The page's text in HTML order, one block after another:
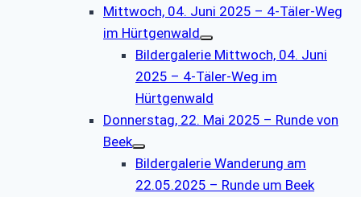
Mittwoch, 04. Juni 2025 – 4-Täler-Weg
im Hürtgenwald
Bildergalerie Mittwoch, 04. Juni
2025 – 4-Täler-Weg im
Hürtgenwald
Donnerstag, 22. Mai 2025 – Runde von
Beek
Bildergalerie Wanderung am
22.05.2025 – Runde um Beek